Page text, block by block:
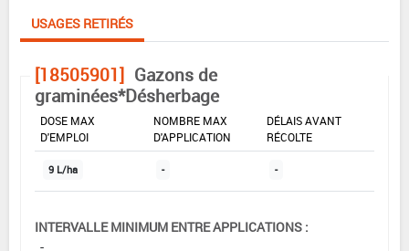
USAGES RETIRÉS
[18505901] Gazons de
graminées*Désherbage
DOSE MAX
D'EMPLOI
NOMBRE MAX
D'APPLICATION
DÉLAIS AVANT
RÉCOLTE
9 L/ha - -
INTERVALLE MINIMUM ENTRE APPLICATIONS :
-